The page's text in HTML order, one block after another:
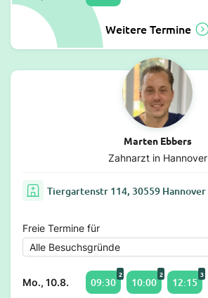
Weitere Termine
Marten Ebbers
Zahnarzt in Hannover
Tiergartenstr 114, 30559 Hannover
Freie Termine für
Mo., 10.8. 09:30
2
10:00
2
12:15
3